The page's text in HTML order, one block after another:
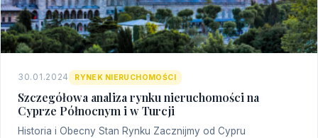
30.01.2024 RYNEK NIERUCHOMOŚCI
Szczegółowa analiza rynku nieruchomości na
Cyprze Północnym i w Turcji
Historia i Obecny Stan Rynku Zacznijmy od Cypru